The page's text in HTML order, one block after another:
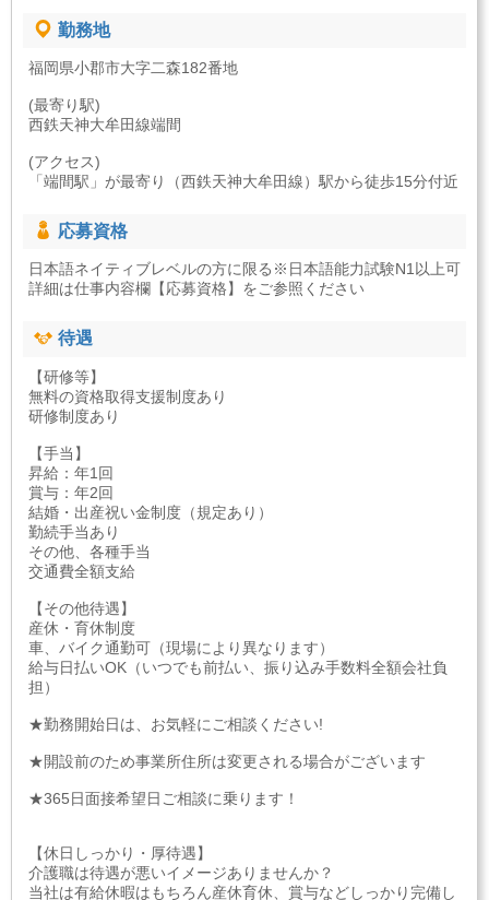
勤務地
福岡県小郡市大字二森182番地
(最寄り駅)
西鉄天神大牟田線端間
(アクセス)
「端間駅」が最寄り（西鉄天神大牟田線）駅から徒歩15分付近
応募資格
日本語ネイティブレベルの方に限る※日本語能力試験N1以上可
詳細は仕事内容欄【応募資格】をご参照ください
待遇
【研修等】
無料の資格取得支援制度あり
研修制度あり
【手当】
昇給：年1回
賞与：年2回
結婚・出産祝い金制度（規定あり）
勤続手当あり
その他、各種手当
交通費全額支給
【その他待遇】
産休・育休制度
車、バイク通勤可（現場により異なります）
給与日払いOK（いつでも前払い、振り込み手数料全額会社負
担）
★勤務開始日は、お気軽にご相談ください!
★開設前のため事業所住所は変更される場合がございます
★365日面接希望日ご相談に乗ります！
【休日しっかり・厚待遇】
介護職は待遇が悪いイメージありませんか？
当社は有給休暇はもちろん産休育休、賞与などしっかり完備し